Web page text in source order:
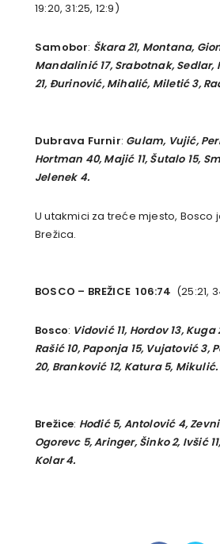
19:20, 31:25, 12:9)
Samobor: Škara 21, Montana,
Mandalinić 17, Srabotnak, Sedlar,
21, Đurinović, Mihalić, Miletić 3,
Dubrava Furnir: Gulam, Vujić,
Hortman 40, Majić 11, Šutalo 15,
Jelenek 4.
U utakmici za treće mjesto, Bosco
Brežica.
BOSCO – BREŽICE 106:74 (25:21,
Bosco: Vidović 11, Hordov 13, Kuga
Rašić 10, Paponja 15, Vujatović 3,
20, Branković 12, Katura 5, Mikulić.
Brežice: Hođić 5, Antolović 4,
Ogorevc 5, Aringer, Šinko 2, Ivšić
Kolar 4.